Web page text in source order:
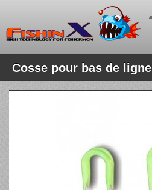
Cosse pour bas de ligne